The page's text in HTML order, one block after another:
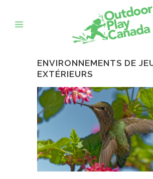
ENVIRONNEMENTS DE
EXTÉRIEURS